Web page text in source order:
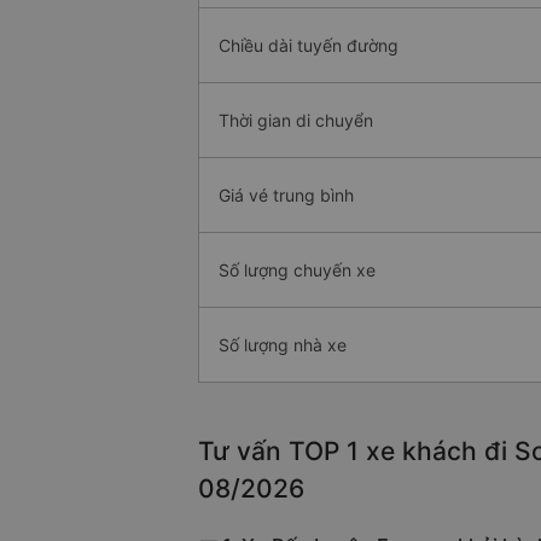
Chiều dài tuyến đường
Thời gian di chuyển
Giá vé trung bình
Số lượng chuyến xe
Số lượng nhà xe
Tư vấn TOP 1 xe khách đi
08/2026